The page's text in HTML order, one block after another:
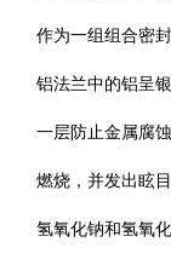
作为一组组合密
铝法兰中的铝呈
一层防止金属腐
燃烧，并发出眩
氢氧化钠和氢氧